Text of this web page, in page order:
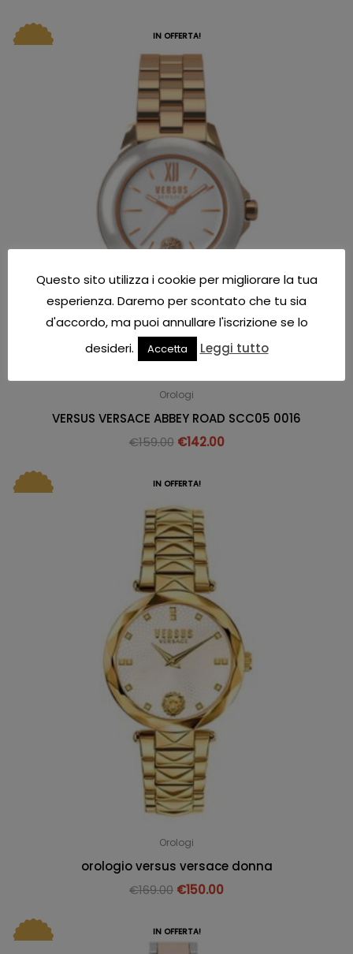
IN OFFERTA!
Orologi
VERSUS VERSACE ABBEY ROAD SCC05 0016
€159.00 €142.00
IN OFFERTA!
Orologi
orologio versus versace donna
€169.00 €150.00
IN OFFERTA!
Questo sito utilizza i cookie per migliorare la tua
esperienza. Daremo per scontato che tu sia
d'accordo, ma puoi annullare l'iscrizione se lo
desideri.
Accetta Leggi tutto